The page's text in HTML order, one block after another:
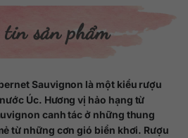
tin sản phẩm
Sauvignon là một kiểu rượu
Úc. Hương vị hảo hạng từ
canh tác ở những thung
từ những cơn gió biển khơi. Rượu